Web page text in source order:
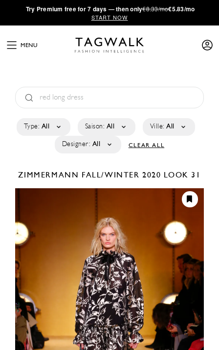
·Try Premium free for 7 days — then only€8.33/mo€5.83/mo
START NOW
MENU
Type: All Saison: All Ville: All
Designer: All CLEAR ALL
ZIMMERMANN FALL/WINTER 2020 LOOK 31